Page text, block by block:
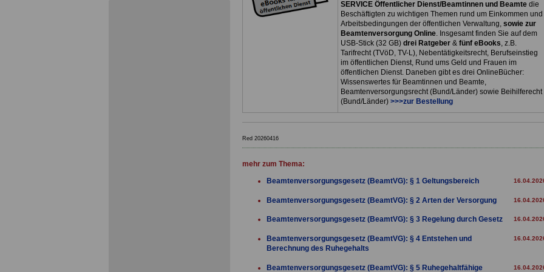
SERVICE Öffentlicher Dienst/Beamtinnen und Beamtedie
Beschäftigten zu wichtigen Themen rund um Einkommen und
Arbeitsbedingungen der öffentlichen Verwaltung,sowie zur
Beamtenversorgung Online. Insgesamt finden Sie auf dem
USB-Stick (32 GB) drei Ratgeber& fünf eBooks, z.B.
Tarifrecht (TVöD, TV-L), Nebentätigkeitsrecht, Berufseinstieg
im öffentlichen Dienst, Rund ums Geld und Frauen im
öffentlichen Dienst. Daneben gibt es drei OnlineBücher:
Wissenswertes für Beamtinnen und Beamte,
Beamtenversorgungsrecht (Bund/Länder) sowie Beihilferecht
(Bund/Länder) >>>zur Bestellung
Red 20260416
mehr zum Thema:
Beamtenversorgungsgesetz (BeamtVG): § 1 Geltungsbereich
Beamtenversorgungsgesetz (BeamtVG): § 2 Arten der Versorgung
Beamtenversorgungsgesetz (BeamtVG): § 3 Regelung durch Gesetz
Beamtenversorgungsgesetz (BeamtVG): § 4 Entstehen und
Berechnung des Ruhegehalts
Beamtenversorgungsgesetz (BeamtVG): § 5 Ruhegehaltfähige